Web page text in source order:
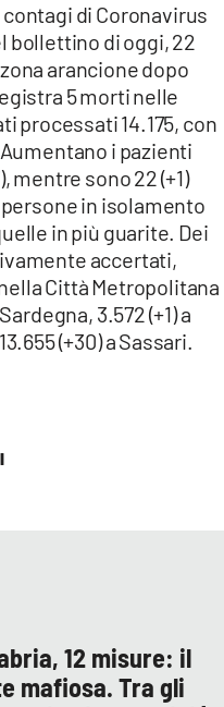
contagi di Coronavirus
bollettino di oggi, 22
arancione dopo
5 morti nelle
processati 14.175, con
i pazienti
mentre sono 22 (+1)
in isolamento
in più guarite. Dei
accertati,
Città Metropolitana
3.572 (+1) a
(+30) a Sassari.
12 misure: il
mafiosa. Tra gli